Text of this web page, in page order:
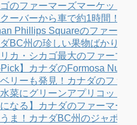
のファーマーズマーケット
ーバーから車で約1時間！大
Phillips Squareのファーマ
BC州の珍しい果物ばかり扱
カ・シカゴ最大のファーマ
Pick】カナダのFormosa
リーも発見！カナダのファ
菜にグリーンアプリコット
になる】カナダのファーマー
ま！カナダBC州のジャポニ